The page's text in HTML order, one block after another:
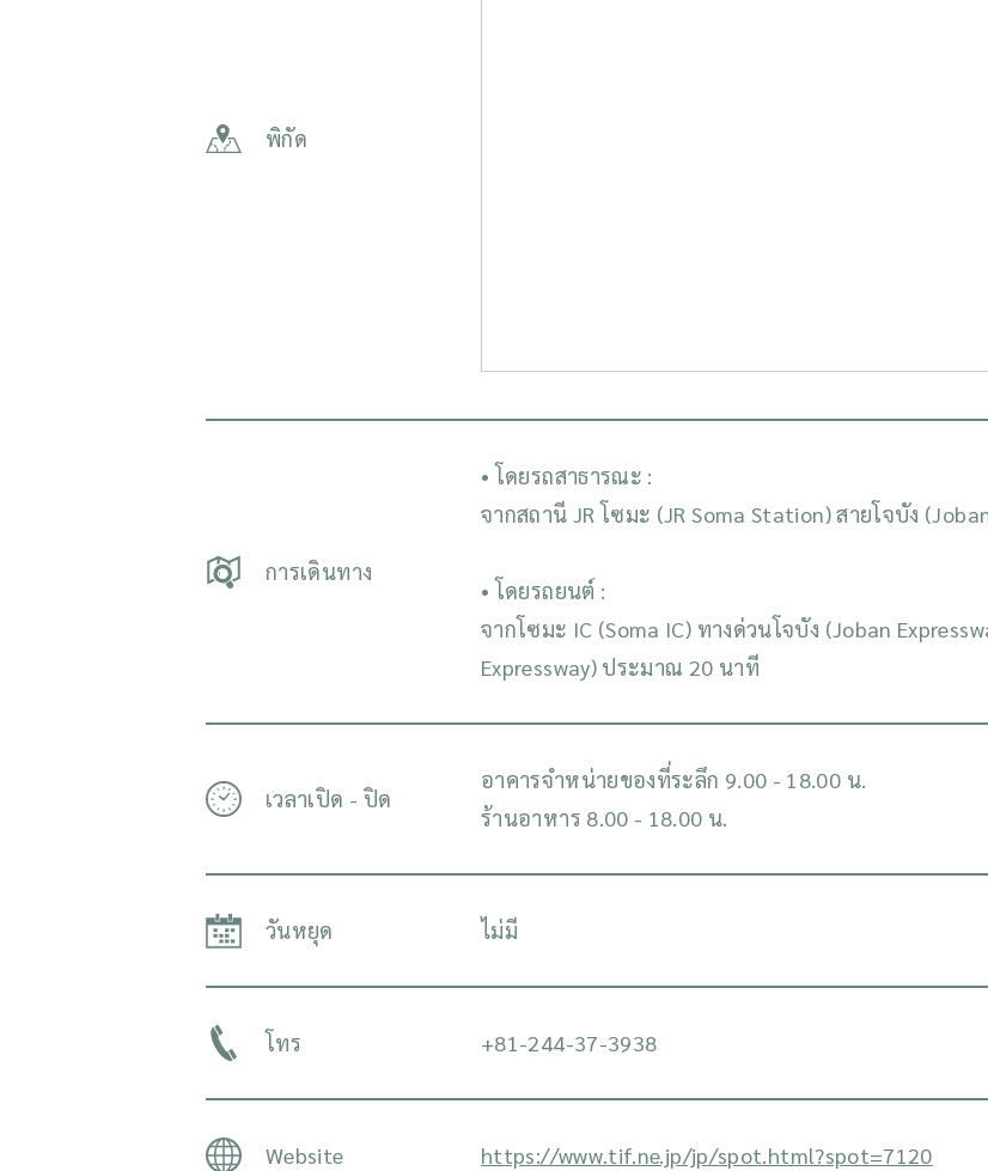
พิกัด
การเดินทาง
• โดยรถสาธารณะ :
จากสถานี JR โซมะ (JR Soma Station) สายโจบัง
• โดยรถยนต์ :
จากโซมะ IC (Soma IC) ทางด่วนโจบัง (Joban
Expressway) ประมาณ 20 นาที
เวลาเปิด - ปิด
อาคารจำหน่ายของที่ระลึก 9.00 - 18.00 น.
ร้านอาหาร 8.00 - 18.00 น.
วันหยุด ไม่มี
โทร +81-244-37-3938
Website https://www.tif.ne.jp/jp/spot.html?spot=7120